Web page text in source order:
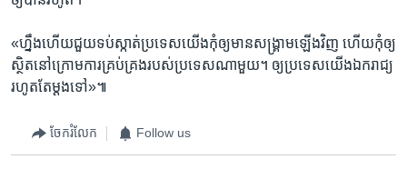
«ហ្នឹង​ហើយជួយ​ទប់​ស្កាត់​ប្រទេស​យើង​កុំ​ឲ្យ​មាន​សង្គ្រាម​ឡើង​វិញ ហើយ​កុំ​ឲ្យ​
ស្ថិត​នៅ​ក្រោម​ការ​គ្រប់​គ្រង​របស់​ប្រទេស​ណា​មួយ។​ ឲ្យ​ប្រទេស​យើង​ឯករាជ្យ​
រហូតតែ​ម្ដង​ទៅ»៕
ចែករំលែក Follow us